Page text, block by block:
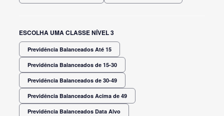
ESCOLHA UMA CLASSE NÍVEL 3
Previdência Balanceados Até 15
Previdência Balanceados de 15-30
Previdência Balanceados de 30-49
Previdência Balanceados Acima de 49
Previdência Balanceados Data Alvo